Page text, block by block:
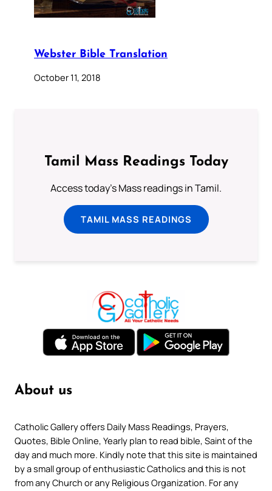
Webster Bible Translation
October 11, 2018
Tamil Mass Readings Today
Access today's Mass readings in Tamil.
TAMIL MASS READINGS
About us
Catholic Gallery offers Daily Mass Readings, Prayers,
Quotes, Bible Online, Yearly plan to read bible, Saint of the
day and much more. Kindly note that this site is maintained
by a small group of enthusiastic Catholics and this is not
from any Church or any Religious Organization. For any